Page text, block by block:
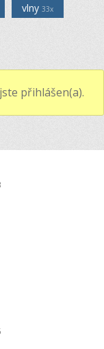
vlny 33x
přihlášen(a).